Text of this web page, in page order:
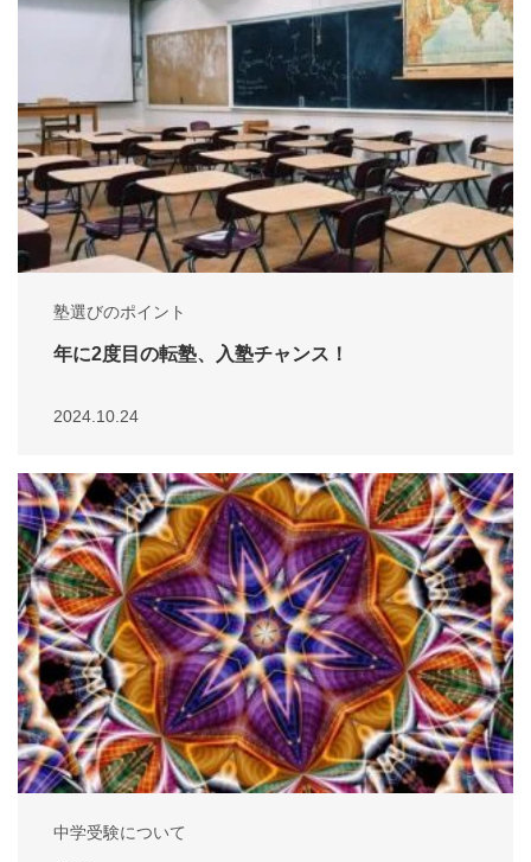
塾選びのポイント
年に2度目の転塾、入塾チャンス！
2024.10.24
中学受験について